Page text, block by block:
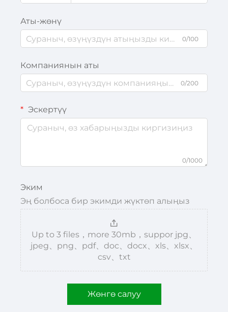
Аты-жөнү
0/100
Компаниянын аты
0/200
Эскертүү
0/1000
Эким
Эң болбоса бир экимди жүктөп алыңыз
Up to 3 files，more 30mb，suppor jpg、
jpeg、png、pdf、doc、docx、xls、xlsx、
csv、txt
Жөнгө салуу